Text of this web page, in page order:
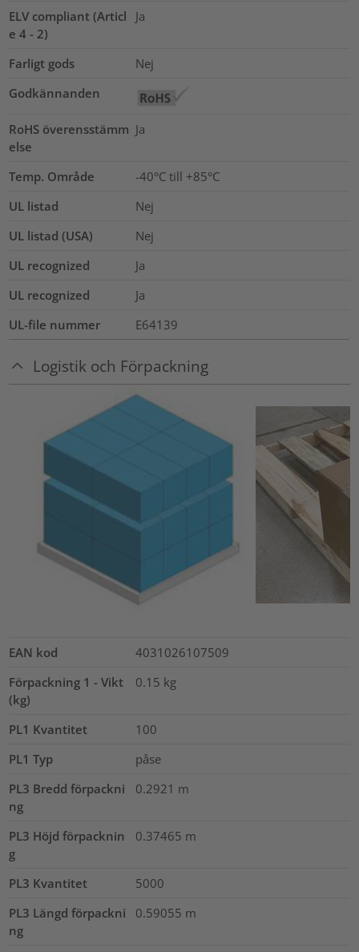
ELV compliant (Articl
e 4 - 2)
Ja
Farligt gods
Nej
Godkännanden
RoHS överensstämm
else
Ja
Temp. Område
-40°C till +85°C
UL listad
Nej
UL listad (USA)
Nej
UL recognized
Ja
UL recognized
Ja
UL-file nummer
E64139
Logistik och Förpackning
EAN kod
4031026107509
Förpackning 1 - Vikt
(kg)
0.15 kg
PL1 Kvantitet
100
PL1 Typ
påse
PL3 Bredd förpackni
ng
0.2921 m
PL3 Höjd förpacknin
g
0.37465 m
PL3 Kvantitet
5000
PL3 Längd förpackni
ng
0.59055 m